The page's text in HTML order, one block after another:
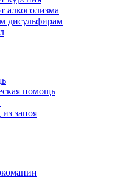
алкоголизма
дисульфирам
помощь
запоя